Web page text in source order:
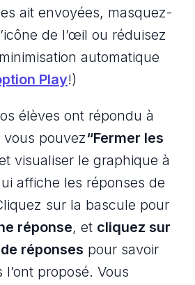
ait envoyées, masquez-
de l’œil ou réduisez
automatique
Play!)
élèves ont répondu à
pouvez“Fermer les
visualiser le graphique à
affiche les réponses de
sur la bascule pour
réponse, et cliquez sur
réponses pour savoir
proposé. Vous